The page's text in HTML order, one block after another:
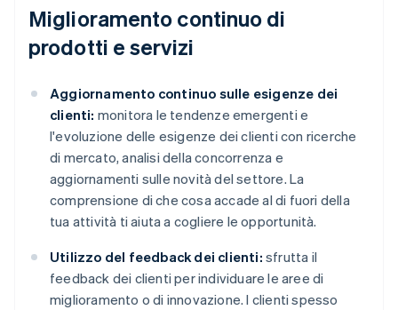
Miglioramento continuo di
prodotti e servizi
Aggiornamento continuo sulle esigenze dei
clienti: monitora le tendenze emergenti e
l'evoluzione delle esigenze dei clienti con ricerche
di mercato, analisi della concorrenza e
aggiornamenti sulle novità del settore. La
comprensione di che cosa accade al di fuori della
tua attività ti aiuta a cogliere le opportunità.
Utilizzo del feedback dei clienti: sfrutta il
feedback dei clienti per individuare le aree di
miglioramento o di innovazione. I clienti spesso